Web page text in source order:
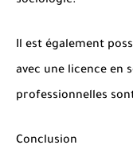
Il est également
avec une licence en
professionnelles
Conclusion